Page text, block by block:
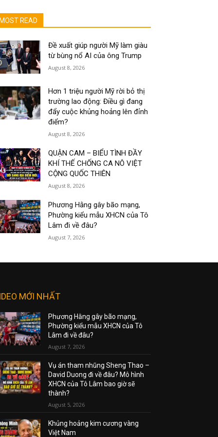
MOST READ
Đề xuất giúp người Mỹ làm giàu
từ bùng nổ AI của ông Trump
August 8, 2026
Hơn 1 triệu người Mỹ rời bỏ thị
trường lao động: Điều gì đang
đẩy cuộc khủng hoảng lên đỉnh
điểm?
August 8, 2026
QUẬN CAM – BIỂU TÌNH ĐẦY
KHÍ THẾ CHỐNG CA NÔ VIỆT
CỘNG QUỐC THIÊN
August 8, 2026
Phương Hằng gây bão mạng,
Phường kiểu mẫu XHCN của Tô
Lâm đi về đâu?
August 7, 2026
MỚI NHẤT
Phương Hằng gây bão mạng,
Phường kiểu mẫu XHCN của Tô
Lâm đi về đâu?
August 7, 2026
Vụ án tham nhũng Sheng Thao –
David Duong đi về đâu? Mô hình
XHCN của Tô Lâm bao giờ sẽ
thành?
August 5, 2026
Khủng hoảng kim cương vàng
Việt Nam